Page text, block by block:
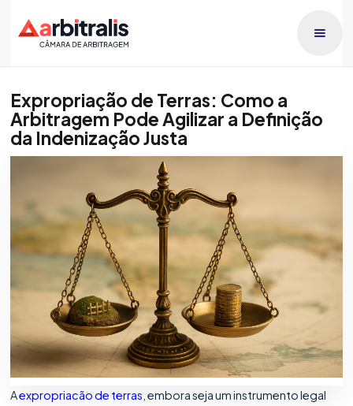
Expropriação de Terras: Como a
Arbitragem Pode Agilizar a Definição
da Indenização Justa
Publicado dia
6/3/2026
Aexpropriacão de terras , embora seja um instrumento legal